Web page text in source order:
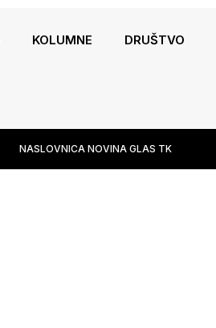
KOLUMNE DRUŠTVO
NASLOVNICA NOVINA GLAS TK